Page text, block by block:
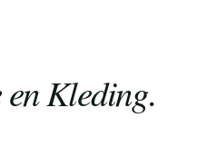
Kleding.